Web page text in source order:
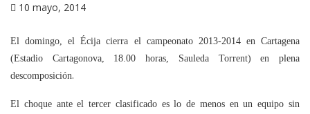
10 mayo, 2014
El domingo, el Écija cierra el campeonato 2013-2014 en Cartagena
(Estadio Cartagonova, 18.00 horas, Sauleda Torrent) en plena
descomposición.
El choque ante el tercer clasificado es lo de menos en un equipo sin